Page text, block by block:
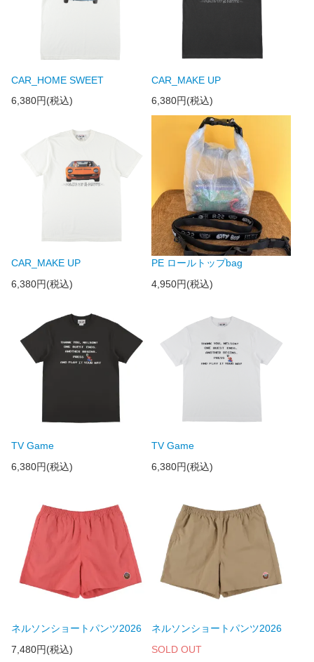
CAR_HOME SWEET
6,380円(税込)
CAR_MAKE UP
6,380円(税込)
CAR_MAKE UP
6,380円(税込)
PE ロールトップbag
4,950円(税込)
TV Game
6,380円(税込)
TV Game
6,380円(税込)
ネルソンショートパンツ2026
7,480円(税込)
ネルソンショートパンツ2026
SOLD OUT